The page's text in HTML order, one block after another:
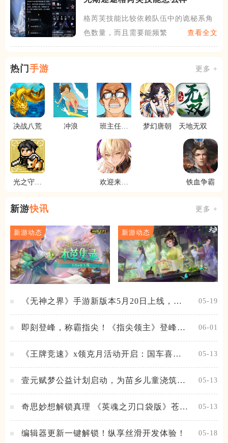
格芮芙技能比较依赖队伍中的诡秘系角
色数量，而且需要能频繁破核
查看全文
热门 手游 更多 +
决战八荒 冲浪
班主任模
梦幻唐朝 天地无双
光之守护
欢迎来到
铁血争霸
新游快讯 更多 +
新游动态 新游动态
《无神之界》手游新版本5月20日上线，女
05-19
即刻登峰，称霸指尖！《指尖领主》登峰测
06-01
《王牌竞速》x领克月活动开启：国车喜迎
05-13
壹元赋梦公益计划启动，为苗乡儿童浇筑梦
05-13
奇思妙想解锁真理 《英魂之刃口袋版》苍天
05-13
编辑器更新一键解锁！纵享丝滑开发体验！ 05-18